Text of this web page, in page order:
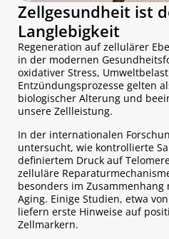
Zellgesundheit ist
Langlebigkeit
Regeneration auf zellulärer
in der modernen
oxidativer Stress,
Entzündungsprozesse gelten
biologischer Alterung und
unsere Zellleistung.
In der internationalen
untersucht, wie kontrollierte
definiertem Druck auf
zelluläre
besonders im
Aging. Einige Studien, etwa
liefern erste Hinweise auf
Zellmarkern.